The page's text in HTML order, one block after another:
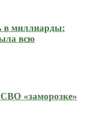
в миллиарды:
всю
«заморозке»